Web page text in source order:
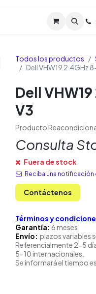
Soporte TPM (CL)
Todos los productos
Dell VHW19 2.4GHz
Dell
V3
Producto
Consulta
Fuera de stock
Reciba una notificación
Contáctenos
Términos y
Garantía: 6 meses
Envío: plazos variables
Referencialmente 2-5
5-10 internacionales.
Se informará el tiempo